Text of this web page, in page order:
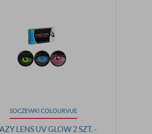
SOCZEWKI COLOURVUE
LENS UV GLOW 2 SZT. -